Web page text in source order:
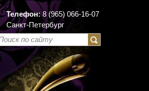
Телефон:8 (965) 066-16-07
Санкт-Петербург